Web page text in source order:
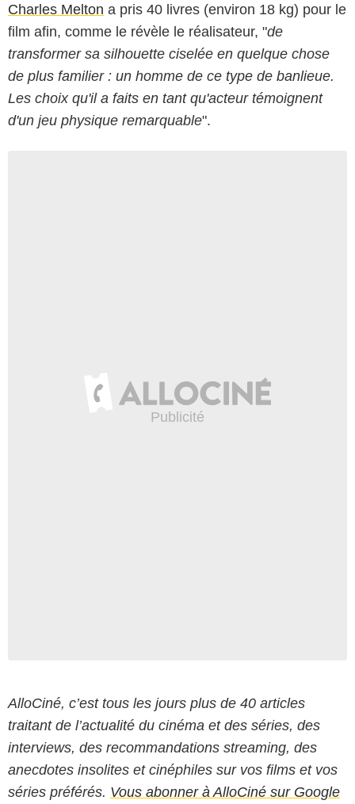
Charles Melton a pris 40 livres (environ 18 kg) pour le
film afin, comme le révèle le réalisateur, "de
transformer sa silhouette ciselée en quelque chose
de plus familier : un homme de ce type de banlieue.
Les choix qu'il a faits en tant qu'acteur témoignent
d'un jeu physique remarquable".
AlloCiné, c’est tous les jours plus de 40 articles
traitant de l’actualité du cinéma et des séries, des
interviews, des recommandations streaming, des
anecdotes insolites et cinéphiles sur vos films et vos
séries préférés. Vous abonner à AlloCiné sur Google